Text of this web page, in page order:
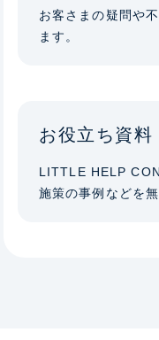
お客さまの疑問や
ます。
お役立ち資料
LITTLE HELP
施策の事例などを